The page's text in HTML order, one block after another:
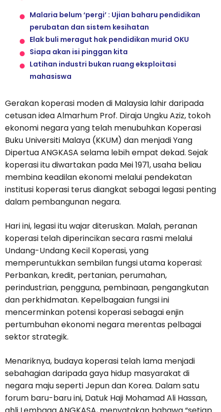
Malaria belum ‘pergi’ : Ujian baharu pendidikan
perubatan dan sistem kesihatan
Elak buli meragut hak pendidikan murid OKU
Siapa akan isi pinggan kita
Latihan industri bukan ruang eksploitasi
mahasiswa
Gerakan koperasi moden di Malaysia lahir daripada
cetusan idea Almarhum Prof. Diraja Ungku Aziz, tokoh
ekonomi negara yang telah menubuhkan Koperasi
Buku Universiti Malaya (KKUM) dan menjadi Yang
Dipertua ANGKASA selama lebih empat dekad. Sejak
koperasi itu diwartakan pada Mei 1971, usaha beliau
membina keadilan ekonomi melalui pendekatan
institusi koperasi terus diangkat sebagai legasi penting
dalam pembangunan negara.
Hari ini, legasi itu wajar diteruskan. Malah, peranan
koperasi telah diperincikan secara rasmi melalui
Undang-Undang Kecil Koperasi, yang
memperuntukkan sembilan fungsi utama koperasi:
Perbankan, kredit, pertanian, perumahan,
perindustrian, pengguna, pembinaan, pengangkutan
dan perkhidmatan. Kepelbagaian fungsi ini
mencerminkan potensi koperasi sebagai enjin
pertumbuhan ekonomi negara merentas pelbagai
sektor strategik.
Menariknya, budaya koperasi telah lama menjadi
sebahagian daripada gaya hidup masyarakat di
negara maju seperti Jepun dan Korea. Dalam satu
forum baru-baru ini, Datuk Haji Mohamad Ali Hassan,